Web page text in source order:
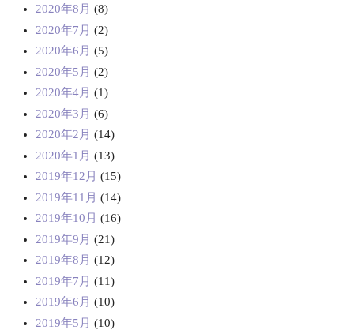
2020年8月 (8)
2020年7月 (2)
2020年6月 (5)
2020年5月 (2)
2020年4月 (1)
2020年3月 (6)
2020年2月 (14)
2020年1月 (13)
2019年12月 (15)
2019年11月 (14)
2019年10月 (16)
2019年9月 (21)
2019年8月 (12)
2019年7月 (11)
2019年6月 (10)
2019年5月 (10)